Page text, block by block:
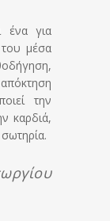
ένα για
μέσα
την
καρδιά,